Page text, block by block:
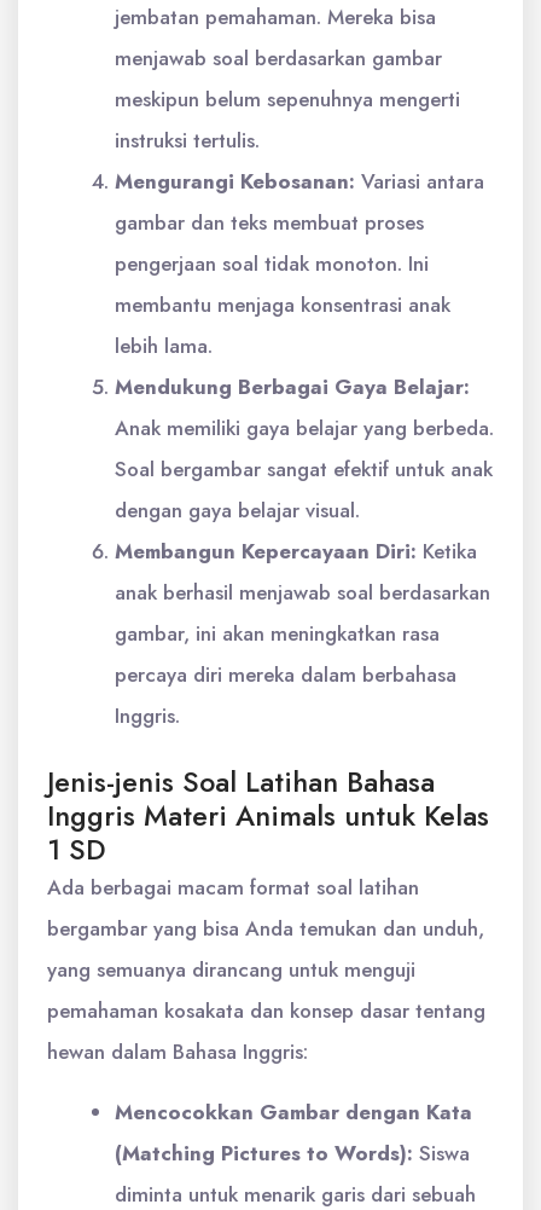
jembatan pemahaman. Mereka bisa
menjawab soal berdasarkan gambar
meskipun belum sepenuhnya mengerti
instruksi tertulis.
Mengurangi Kebosanan: Variasi antara
gambar dan teks membuat proses
pengerjaan soal tidak monoton. Ini
membantu menjaga konsentrasi anak
lebih lama.
Mendukung Berbagai Gaya Belajar:
Anak memiliki gaya belajar yang berbeda.
Soal bergambar sangat efektif untuk anak
dengan gaya belajar visual.
Membangun Kepercayaan Diri: Ketika
anak berhasil menjawab soal berdasarkan
gambar, ini akan meningkatkan rasa
percaya diri mereka dalam berbahasa
Inggris.
Jenis-jenis Soal Latihan Bahasa
Inggris Materi Animals untuk Kelas
1 SD
Ada berbagai macam format soal latihan
bergambar yang bisa Anda temukan dan unduh,
yang semuanya dirancang untuk menguji
pemahaman kosakata dan konsep dasar tentang
hewan dalam Bahasa Inggris:
Mencocokkan Gambar dengan Kata
(Matching Pictures to Words): Siswa
diminta untuk menarik garis dari sebuah